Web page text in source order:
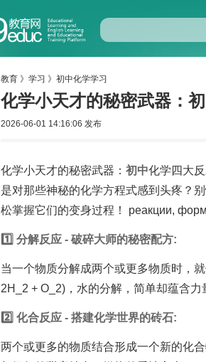
教育 》 学习 》 初中化学学习
化学小天才的秘密武器：
2026-06-01 14:16:06 发布
化学小天才的秘密武器： 初中化学四大
是对那些神秘的化学方程式感到头疼？
松掌握它们的变身过程！ реакции,
1️⃣ 分解反应 - 破碎大师的秘密配方:
当一个物质分解成两个或更多物质时，
2H_2 + O_2)，水的分解，简单却蕴含力
2️⃣ 化合反应 - 搭建化学世界的砖石:
两个或更多的物质结合形成一个新的化